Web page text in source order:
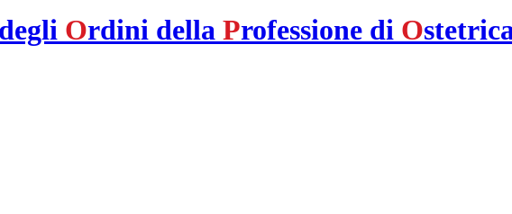
Ordini della Professione di O